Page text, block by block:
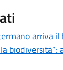
arriva il